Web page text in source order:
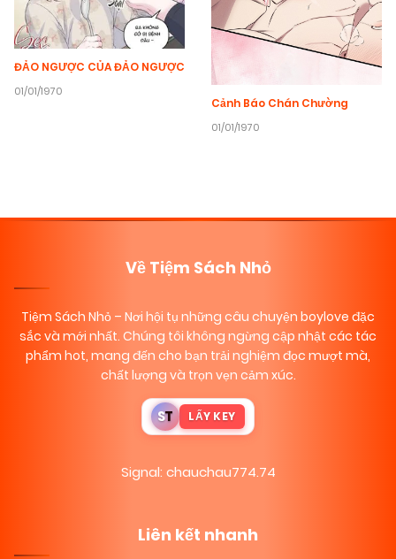
ĐẢO NGƯỢC CỦA ĐẢO NGƯỢC
01/01/1970
Cảnh Báo Chán Chường
01/01/1970
Về Tiệm Sách Nhỏ
Tiệm Sách Nhỏ – Nơi hội tụ những câu chuyện boylove đặc
sắc và mới nhất. Chúng tôi không ngừng cập nhật các tác
phẩm hot, mang đến cho bạn trải nghiệm đọc mượt mà,
chất lượng và trọn vẹn cảm xúc.
ST LẤY KEY
Signal: chauchau774.74
Liên kết nhanh